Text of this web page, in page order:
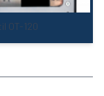
OT-120